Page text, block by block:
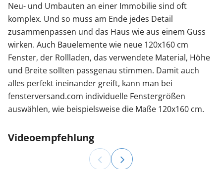
Neu- und Umbauten an einer Immobilie sind oft
komplex. Und so muss am Ende jedes Detail
zusammenpassen und das Haus wie aus einem Guss
wirken. Auch Bauelemente wie neue 120x160 cm
Fenster, der Rollladen, das verwendete Material, Höhe
und Breite sollten passgenau stimmen. Damit auch
alles perfekt ineinander greift, kann man bei
fensterversand.com individuelle Fenstergrößen
auswählen, wie beispielsweise die Maße 120x160 cm.
Videoempfehlung